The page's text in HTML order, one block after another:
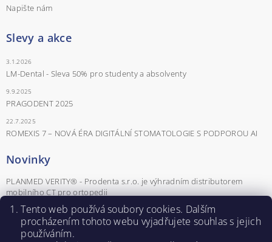
Napište nám
Slevy a akce
3.1.2026
LM-Dental - Sleva 50% pro studenty a absolventy
9.9.2025
PRAGODENT 2025
22.7.2025
ROMEXIS 7 – NOVÁ ÉRA DIGITÁLNÍ STOMATOLOGIE S PODPOROU AI
Novinky
PLANMED VERITY® - Prodenta s.r.o. je výhradním distributorem
mobilního CT pro ortopedii
POZVÁNKA NA ŠKOLENÍ: Advanced Mucosal Screening: Role dentální
hygienistky v éře autofluorescence
POZVÁNKA NA ŠKOLENÍ Parodontologické minimum pro praxi aneb
Tento web používá soubory cookies. Dalším
procházením tohoto webu vyjadřujete souhlas s jejich
používáním.